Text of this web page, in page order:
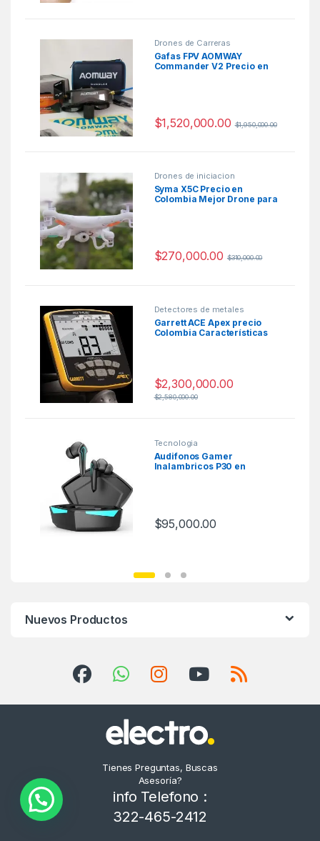
Drones de Carreras
Gafas FPV AOMWAY
Commander V2 Precio en
$1,520,000.00 $1,950,000.00
Drones de iniciacion
Syma X5C Precio en
Colombia Mejor Drone para
$270,000.00 $310,000.00
Detectores de metales
Garrett ACE Apex precio
Colombia Características
$2,300,000.00
$2,580,000.00
Tecnologia
Audifonos Gamer
Inalambricos P30 en
$95,000.00
Nuevos Productos
Tienes Preguntas, Buscas
Asesoría?
info Telefono :
322-465-2412